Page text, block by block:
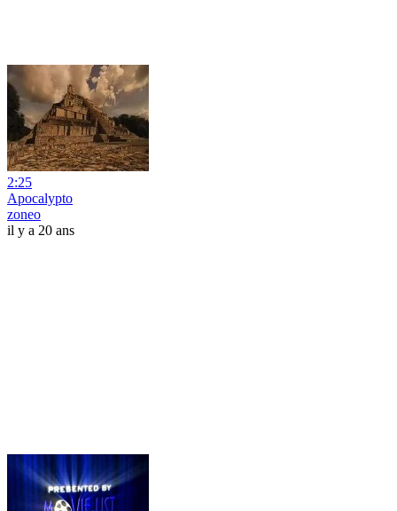
2:25
Apocalypto
zoneo
il y a 20 ans